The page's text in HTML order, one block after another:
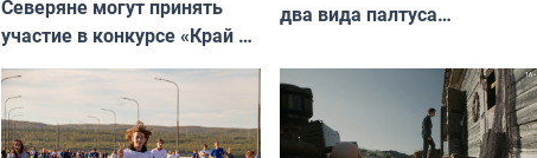
Северяне могут принять
участие в конкурсе «Край у
северной границы: фотогид
по Печенгскому округу»
два вида палтуса